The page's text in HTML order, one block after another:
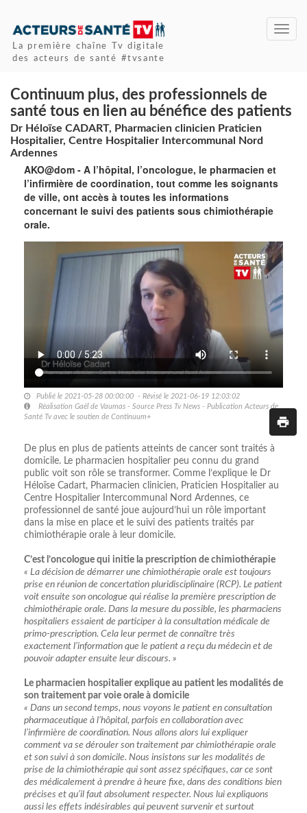
La première chaîne Tv digitale
des acteurs de santé #tvsante
Continuum plus, des professionnels de
santé tous en lien au bénéfice des patients
Dr Héloïse CADART, Pharmacien clinicien Praticien
Hospitalier, Centre Hospitalier Intercommunal Nord
Ardennes
AKO@dom - A l’hôpital, l’oncologue, le pharmacien et
l’infirmière de coordination, tout comme les soignants
de ville, ont accès à toutes les informations
concernant le suivi des patients sous chimiothérapie
orale.
Publié le 2021-05-28 00:00:00 - Révisé le 2021-06-19 12:03:02
Réalisation Gaël de Vaumas - Source Press Tv News - Publication Acteurs de
Santé Tv avec le soutien de Continuum+
De plus en plus de patients atteints de cancer sont traités à
domicile. Le pharmacien hospitalier peu connu du grand
public voit son rôle se transformer. Comme l’explique le Dr
Héloïse Cadart, Pharmacien clinicien, Praticien Hospitalier au
Centre Hospitalier Intercommunal Nord Ardennes, ce
professionnel de santé joue aujourd’hui un rôle important
dans la mise en place et le suivi des patients traités par
chimiothérapie orale à leur domicile.
C’est l’oncologue qui initie la prescription de chimiothérapie
« La décision de démarrer une chimiothérapie orale est toujours
prise en réunion de concertation pluridisciplinaire (RCP). Le patient
voit ensuite son oncologue qui réalise la première prescription de
chimiothérapie orale. Dans la mesure du possible, les pharmaciens
hospitaliers essaient de participer à la consultation médicale de
primo-prescription. Cela leur permet de connaître très
exactement l’information que le patient a reçu du médecin et de
pouvoir adapter ensuite leur discours. »
Le pharmacien hospitalier explique au patient les modalités de
son traitement par voie orale à domicile
« Dans un second temps, nous voyons le patient en consultation
pharmaceutique à l’hôpital, parfois en collaboration avec
l’infirmière de coordination. Nous allons alors lui expliquer
comment va se dérouler son traitement par chimiothérapie orale
et son suivi à son domicile. Nous insistons sur les modalités de
prise de la chimiothérapie qui sont assez spécifiques, car ce sont
des médicalement à prendre à heure fixe, dans des conditions bien
précises et qu’il faut absolument respecter. Nous lui expliquons
aussi les effets indésirables qui peuvent survenir et surtout